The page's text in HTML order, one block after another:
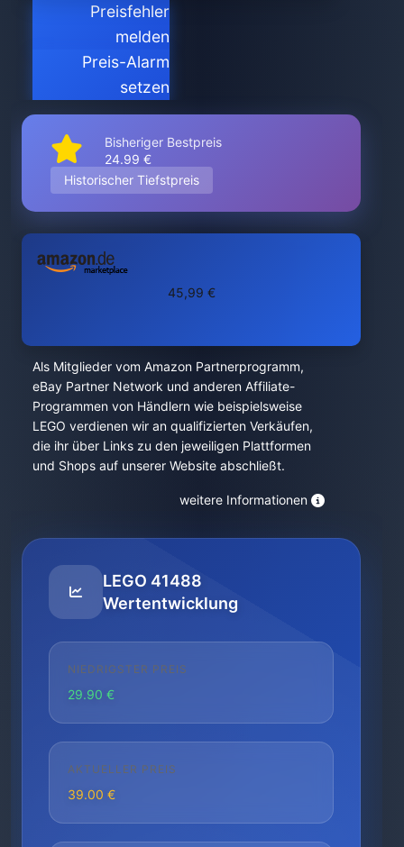
Preisfehler
melden
Preis-Alarm
setzen
Bisheriger Bestpreis
24.99 €
Historischer Tiefstpreis
45,99 €
Als Mitglieder vom Amazon Partnerprogramm,
eBay Partner Network und anderen Affiliate-
Programmen von Händlern wie beispielsweise
LEGO verdienen wir an qualifizierten Verkäufen,
die ihr über Links zu den jeweiligen Plattformen
und Shops auf unserer Website abschließt.
weitere Informationen
LEGO 41488
Wertentwicklung
NIEDRIGSTER PREIS
29.90 €
AKTUELLER PREIS
39.00 €